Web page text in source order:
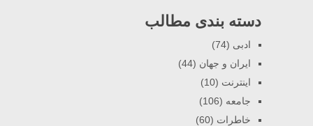
دسته بندی مطالب
ادبی (74)
ایران و جهان (44)
اینترنت (10)
جامعه (106)
خاطرات (60)